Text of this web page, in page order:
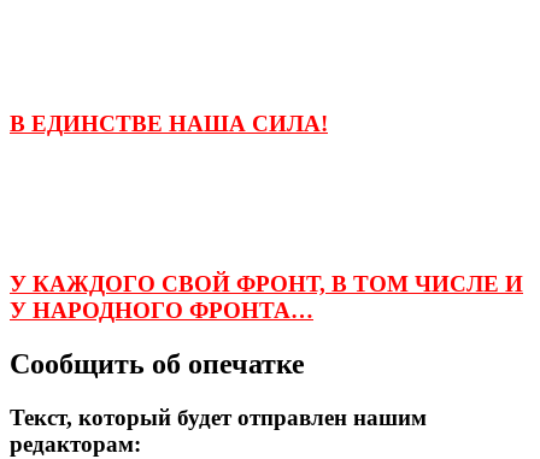
В ЕДИНСТВЕ НАША СИЛА!
У КАЖДОГО СВОЙ ФРОНТ, В ТОМ ЧИСЛЕ И
У НАРОДНОГО ФРОНТА…
Сообщить об опечатке
Текст, который будет отправлен нашим
редакторам: